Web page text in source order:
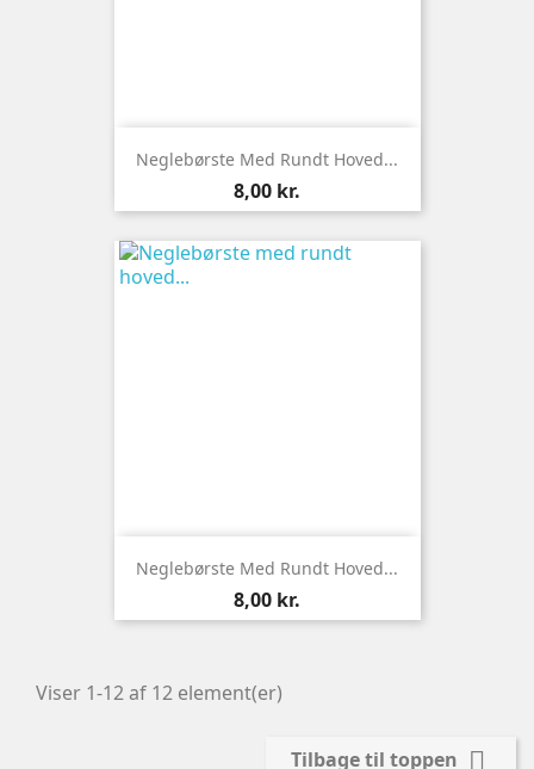
Neglebørste Med Rundt Hoved...
Pris
8,00 kr.
Neglebørste Med Rundt Hoved...
Pris
8,00 kr.
Viser 1-12 af 12 element(er)
Tilbage til toppen 